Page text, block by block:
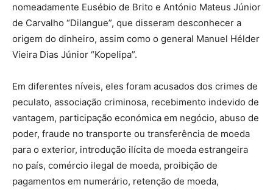
nomeadamente Eusébio de Brito e António Mateus Júnior
de Carvalho “Dilangue”, que disseram desconhecer a
origem do dinheiro, assim como o general Manuel Hélder
Vieira Dias Júnior “Kopelipa”.
Em diferentes níveis, eles foram acusados dos crimes de
peculato, associação criminosa, recebimento indevido de
vantagem, participação económica em negócio, abuso de
poder, fraude no transporte ou transferência de moeda
para o exterior, introdução ilícita de moeda estrangeira
no país, comércio ilegal de moeda, proibição de
pagamentos em numerário, retenção de moeda,